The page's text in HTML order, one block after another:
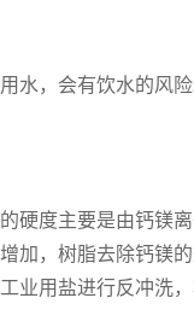
水，会有饮水的风
硬度主要是由钙镁
加，树脂去除钙镁
业用盐进行反冲洗